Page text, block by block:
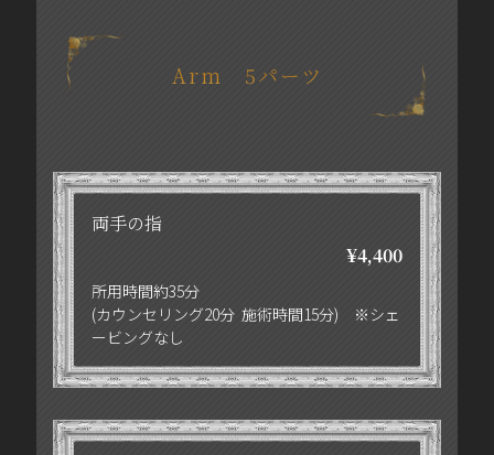
Arm 5パーツ
両手の指
¥4,400
所用時間約35分
(カウンセリング20分 施術時間15分) ※シェ
ービングなし